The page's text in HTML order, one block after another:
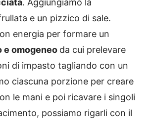
e un pizzico di sale.
energia per formare un
e omogeneo da cui prelevare
di impasto tagliando con un
ciascuna porzione per creare
le mani e poi ricavare i singoli
possiamo rigarli con il